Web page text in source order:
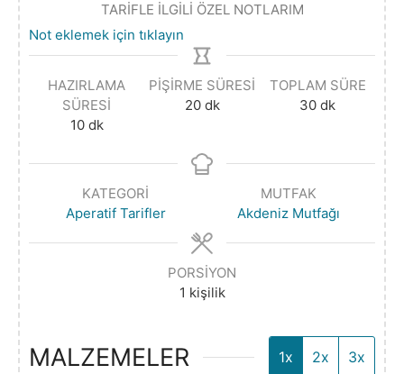
TARİFLE İLGİLİ ÖZEL NOTLARIM
Not eklemek için tıklayın
HAZIRLAMA
SÜRESI
10 dk
PIŞIRME SÜRESI
20 dk
TOPLAM SÜRE
30 dk
KATEGORI
Aperatif Tarifler
MUTFAK
Akdeniz Mutfağı
PORSIYON
1 kişilik
MALZEMELER 1x 2x 3x